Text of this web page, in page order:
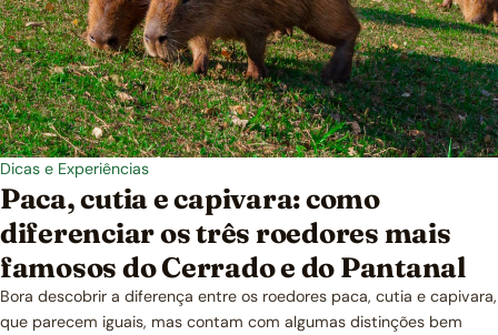
Dicas e Experiências
Paca, cutia e capivara: como
diferenciar os três roedores mais
famosos do Cerrado e do Pantanal
Bora descobrir a diferença entre os roedores paca, cutia e capivara,
que parecem iguais, mas contam com algumas distinções bem